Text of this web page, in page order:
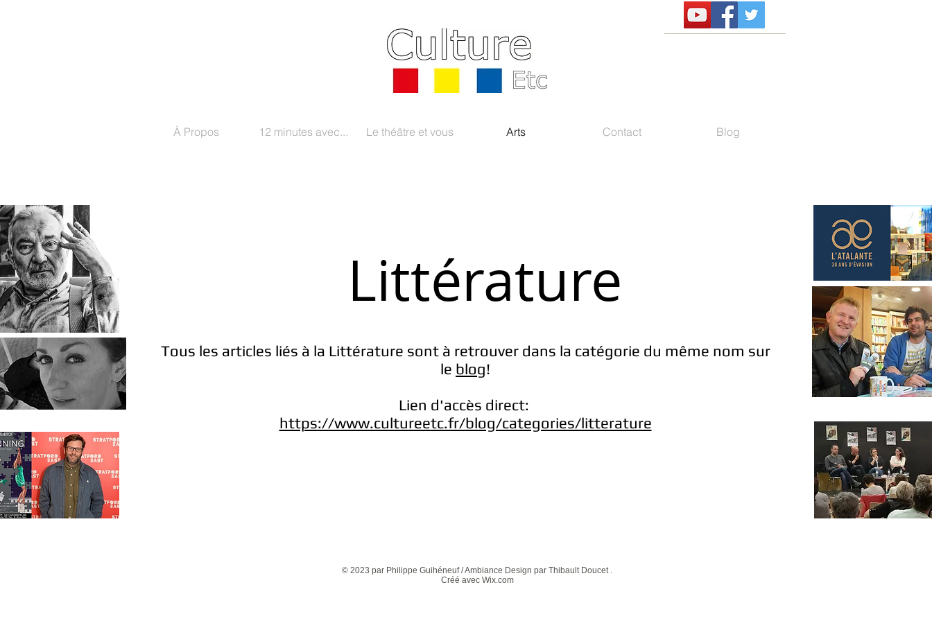
À Propos 12 minutes avec... Le théâtre et vous Arts Contact Blog
Littérature
Tous les articles liés à la Littérature sont à retrouver dans la catégorie du même nom sur
le blog!
Lien d'accès direct:
https://www.cultureetc.fr/blog/categories/litterature
© 2023 par Philippe Guihéneuf / Ambiance Design par Thibault Doucet .
Créé avec Wix.com